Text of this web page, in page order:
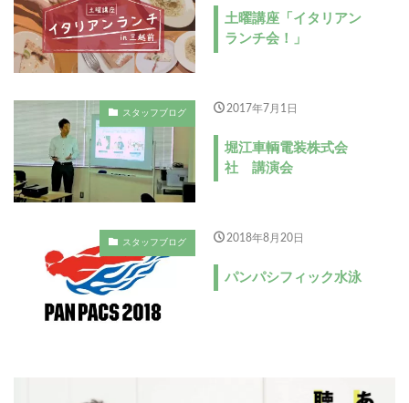
土曜講座「イタリアン
ランチ会！」
スタッフブログ 2017年7月1日
堀江車輌電装株式会
社 講演会
スタッフブログ 2018年8月20日
パンパシフィック水泳